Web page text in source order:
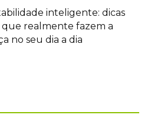
inteligente: dicas
que realmente fazem a
no seu dia a dia